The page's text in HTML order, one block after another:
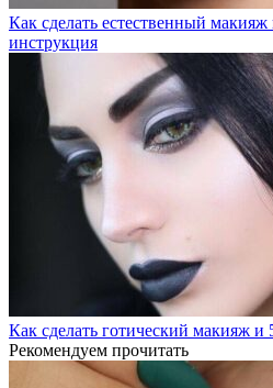
Как сделать естественный
инструкция
Как сделать готический макияж и
Рекомендуем прочитать